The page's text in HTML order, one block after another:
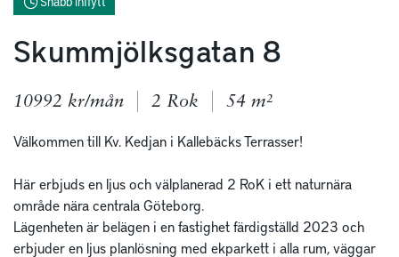
Skummjölksgatan 8
10992 kr/mån 2 Rok 54 m²
Välkommen till Kv. Kedjan i Kallebäcks Terrasser!
Här erbjuds en ljus och välplanerad 2 RoK i ett naturnära
område nära centrala Göteborg.
Lägenheten är belägen i en fastighet färdigställd 2023 och
erbjuder en ljus planlösning med ekparkett i alla rum, väggar